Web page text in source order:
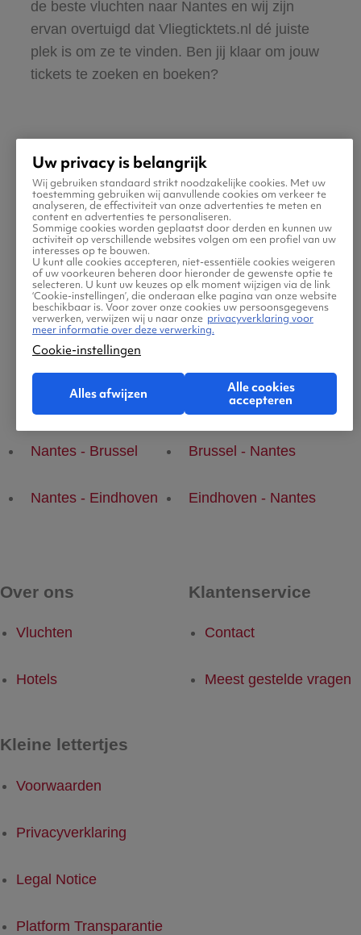
de beste vluchten naar Nantes en wij zijn
ervan overtuigd dat Vliegticktets.nl dé juiste
plek is om ze te vinden. Ben jij klaar om jouw
tickets te zoeken en boeken?
Praktische informatie voor
je vlucht naar Nantes
Populaire vluchten
Nantes - Brussel Brussel - Nantes
Nantes - Eindhoven Eindhoven - Nantes
Over ons
Vluchten
Hotels
Klantenservice
Contact
Meest gestelde vragen
Kleine lettertjes
Voorwaarden
Privacyverklaring
Legal Notice
Platform Transparantie
Uw privacy is belangrijk
Wij gebruiken standaard strikt noodzakelijke cookies. Met uw
toestemming gebruiken wij aanvullende cookies om verkeer te
analyseren, de effectiviteit van onze advertenties te meten en
content en advertenties te personaliseren.
Sommige cookies worden geplaatst door derden en kunnen uw
activiteit op verschillende websites volgen om een profiel van uw
interesses op te bouwen.
U kunt alle cookies accepteren, niet-essentiële cookies weigeren
of uw voorkeuren beheren door hieronder de gewenste optie te
selecteren. U kunt uw keuzes op elk moment wijzigen via de link
‘Cookie-instellingen’, die onderaan elke pagina van onze website
beschikbaar is. Voor zover onze cookies uw persoonsgegevens
verwerken, verwijzen wij u naar onze privacyverklaring voor
meer informatie over deze verwerking.
Cookie-instellingen
Alles afwijzen
Alle cookies
accepteren